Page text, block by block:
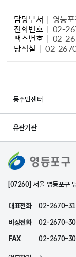
담당부서 영등
전화번호 02-
팩스번호 02-
당직실 02-
동주민센터
유관기관
[07260] 서울 영등포구
대표전화
02-2670-
비상전화
02-2670-
FAX
02-2670-